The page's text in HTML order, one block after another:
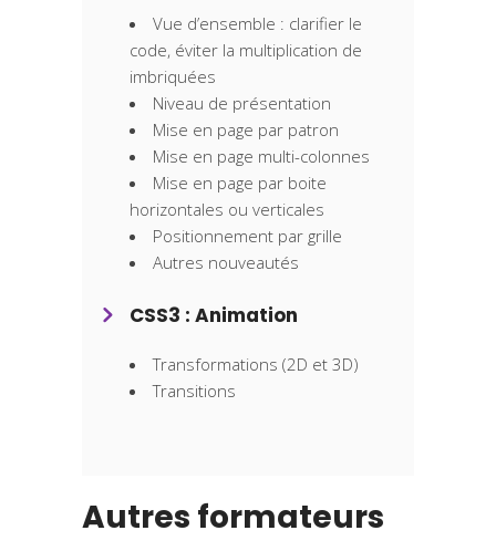
Vue d’ensemble : clarifier le
code, éviter la multiplication de
imbriquées
Niveau de présentation
Mise en page par patron
Mise en page multi-colonnes
Mise en page par boite
horizontales ou verticales
Positionnement par grille
Autres nouveautés
CSS3 : Animation
Transformations (2D et 3D)
Transitions
Autres formateurs